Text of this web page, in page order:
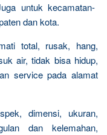
untuk kecamatan-
dan kota.
total, rusak, hang,
air, tidak bisa hidup,
service pada alamat
dimensi, ukuran,
dan kelemahan,